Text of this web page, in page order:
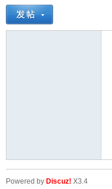
Powered by Discuz! X3.4